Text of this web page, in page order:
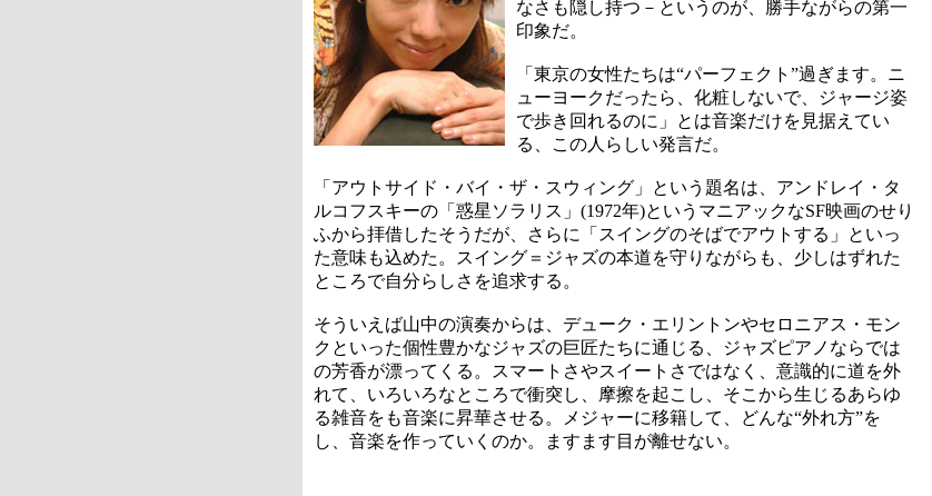
なさも隠し持つ－というのが、勝手ながらの第一
印象だ。
「東京の女性たちは“パーフェクト”過ぎます。ニ
ューヨークだったら、化粧しないで、ジャージ姿
で歩き回れるのに」とは音楽だけを見据えてい
る、この人らしい発言だ。
「アウトサイド・バイ・ザ・スウィング」という題名は、アンドレイ・タ
ルコフスキーの「惑星ソラリス」(1972年)というマニアックなSF映画のせり
ふから拝借したそうだが、さらに「スイングのそばでアウトする」といっ
た意味も込めた。スイング＝ジャズの本道を守りながらも、少しはずれた
ところで自分らしさを追求する。
そういえば山中の演奏からは、デューク・エリントンやセロニアス・モン
クといった個性豊かなジャズの巨匠たちに通じる、ジャズピアノならでは
の芳香が漂ってくる。スマートさやスイートさではなく、意識的に道を外
れて、いろいろなところで衝突し、摩擦を起こし、そこから生じるあらゆ
る雑音をも音楽に昇華させる。メジャーに移籍して、どんな“外れ方”を
し、音楽を作っていくのか。ますます目が離せない。